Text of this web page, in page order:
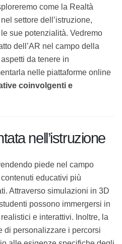
articolo esploreremo come
applicata nel settore
sua efficacia e le sue
nello specifico l’impatto
eLearning e gli
per implementarla
offrireesperienze
piede nel campo
i contenuti educativi più
Attraverso simulazioni in
gli studenti possono
realistici e